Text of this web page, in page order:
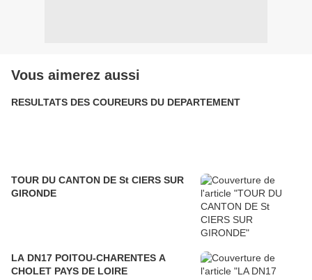
Vous aimerez aussi
RESULTATS DES COUREURS DU DEPARTEMENT
TOUR DU CANTON DE St CIERS SUR
GIRONDE
LA DN17 POITOU-CHARENTES A
CHOLET PAYS DE LOIRE